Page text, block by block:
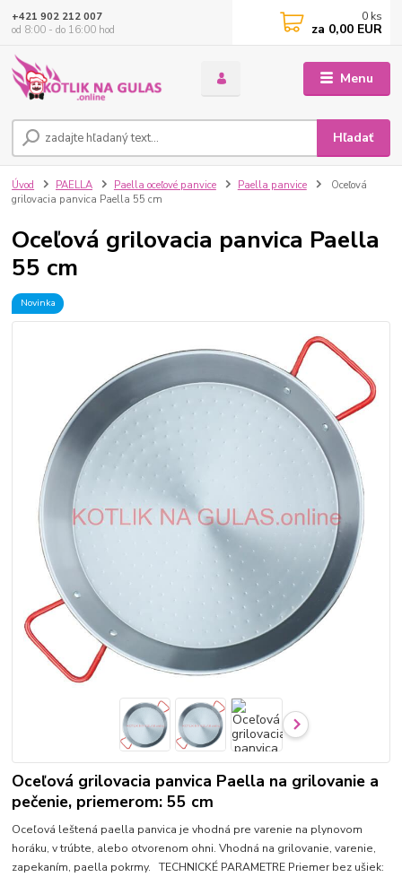
Menu
Hľadať
+421 902 212 007
od 8:00 - do 16:00 hod
0 ks
za 0,00 EUR
Úvod PAELLA Paella oceľové panvice Paella panvice
Oceľová
grilovacia panvica Paella 55 cm
Oceľová grilovacia panvica Paella
55 cm
Novinka
Oceľová grilovacia panvica Paella na grilovanie a
pečenie, priemerom: 55 cm
Oceľová leštená paella panvica je vhodná pre varenie na plynovom
horáku, v trúbte, alebo otvorenom ohni. Vhodná na grilovanie, varenie,
zapekaním, paella pokrmy. TECHNICKÉ PARAMETRE Priemer bez ušiek: